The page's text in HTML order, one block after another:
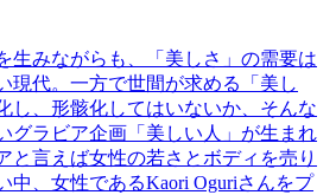
生みながらも、「美しさ」の需要は
現代。一方で世間が求める「美し
し、形骸化してはいないか、そんな
グラビア企画「美しい人」が生まれ
と言えば女性の若さとボディを売り
中、女性であるKaori Oguriさんをプ